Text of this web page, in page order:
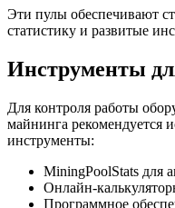
Эти пулы обеспечивают
статистику и развитые
Инструменты
Для контроля работы
майнинга рекомендуется
инструменты:
MiningPoolStats для
Онлайн-
Программное